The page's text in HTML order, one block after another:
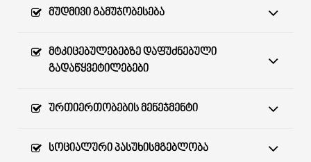
ᲛᲣᲓᲛᲘᲕᲘ ᲒᲐᲛᲣᲯᲝᲑᲔᲡᲔᲑᲐ
ᲛᲢᲙᲘᲪᲔᲑᲣᲚᲔᲑᲔᲑᲖᲔ ᲓᲐᲤᲣᲫᲜᲔᲑᲣᲚᲘ
ᲒᲐᲓᲐᲬᲧᲕᲔᲢᲘᲚᲔᲑᲔᲑᲘ
ᲣᲠᲗᲘᲔᲠᲗᲝᲑᲔᲑᲘᲡ ᲛᲔᲜᲔᲯᲛᲔᲜᲢᲘ
ᲡᲝᲪᲘᲐᲚᲣᲠᲘ ᲞᲐᲡᲣᲮᲘᲡᲛᲒᲔᲑᲚᲝᲑᲐ